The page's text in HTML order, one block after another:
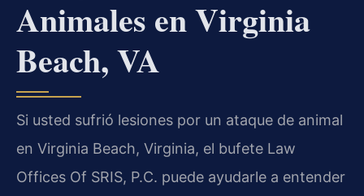
Animales en Virginia
Beach, VA
Si usted sufrió lesiones por un ataque de animal
en Virginia Beach, Virginia, el bufete Law
Offices Of SRIS, P.C. puede ayudarle a entender